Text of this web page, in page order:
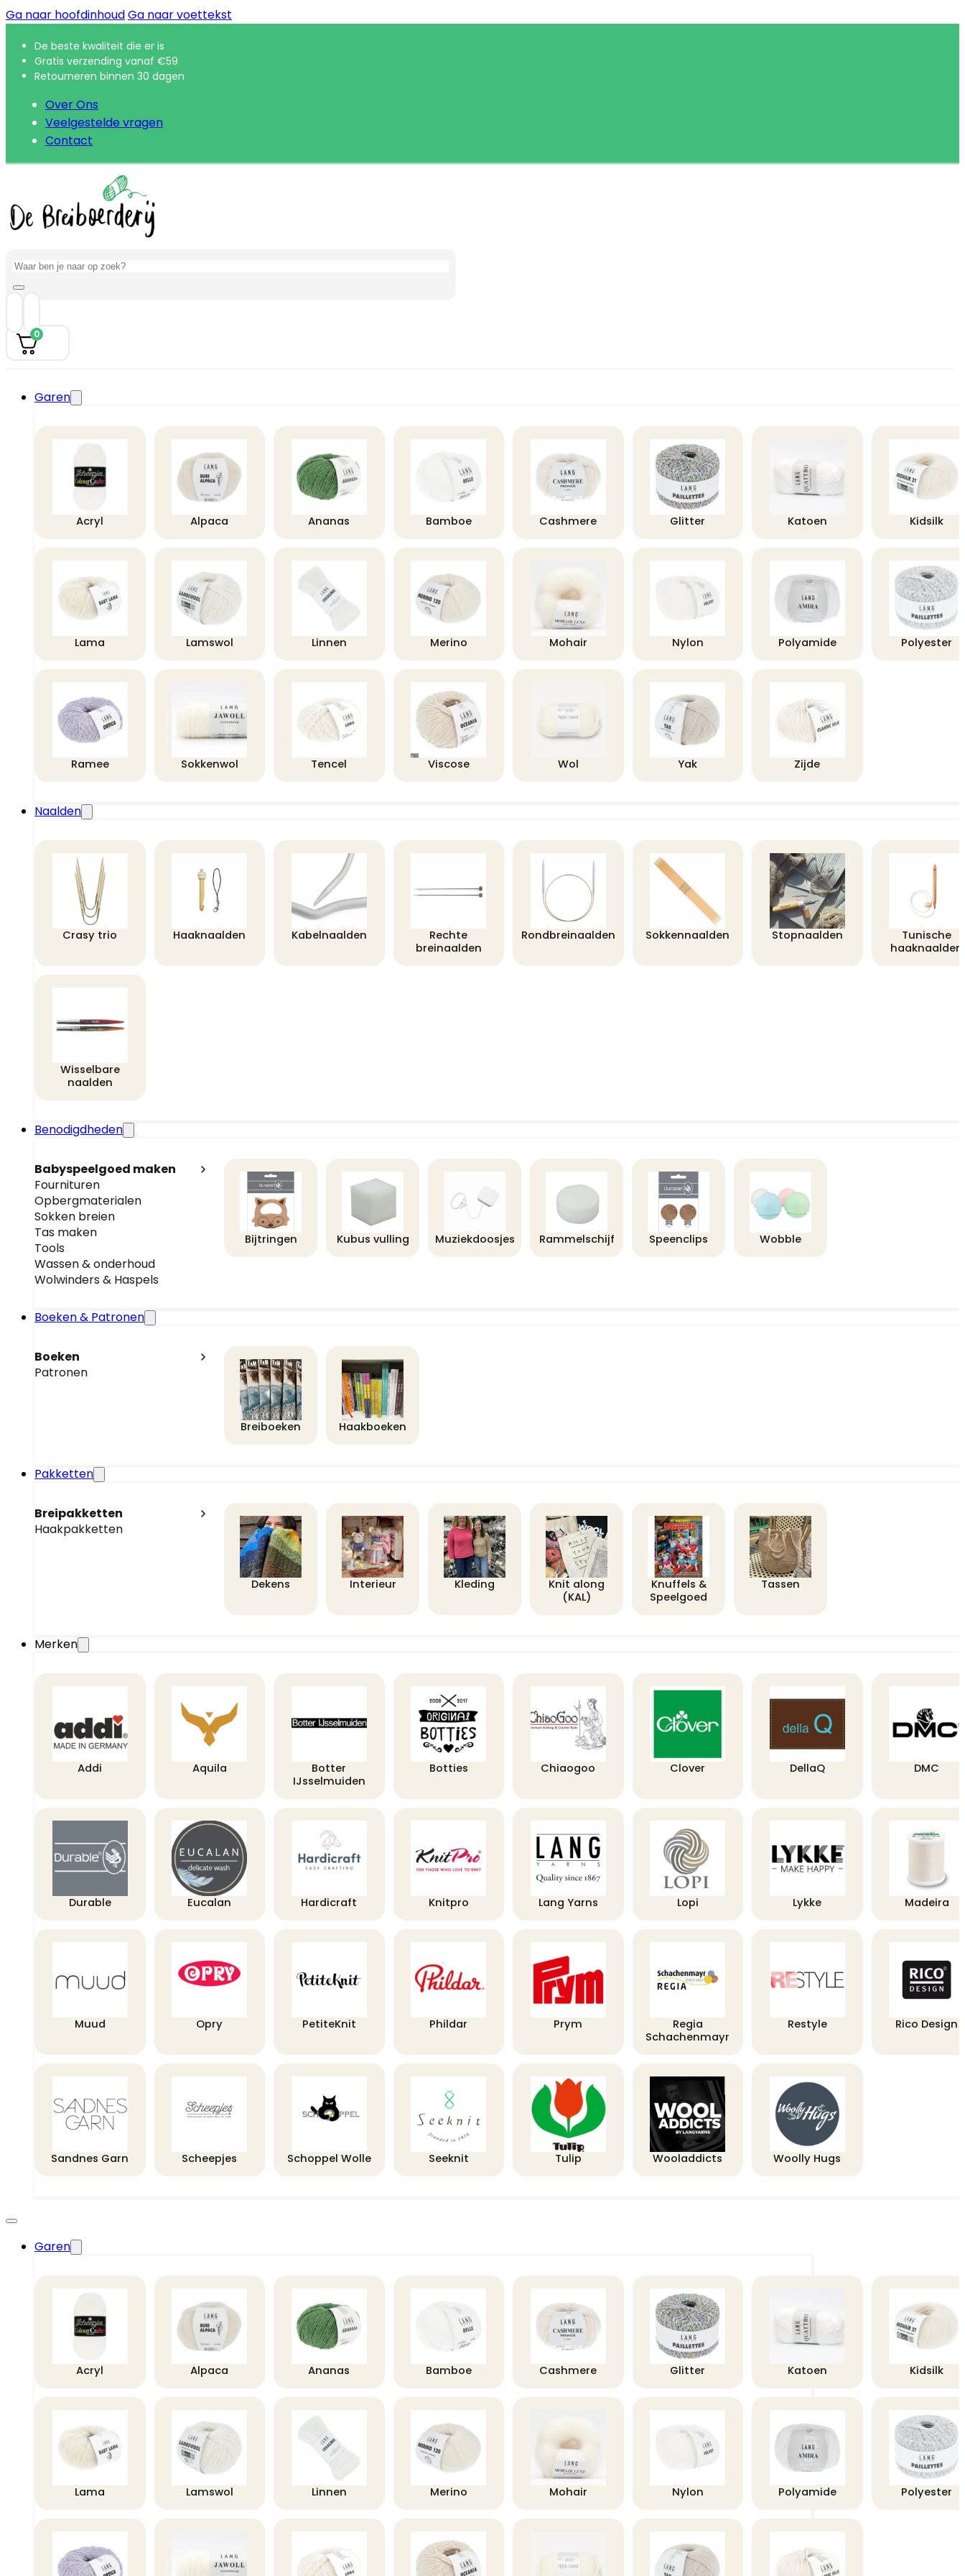
Ga naar hoofdinhoudGa naar voettekst
De beste kwaliteit die er is
Gratis verzending vanaf €59
Retourneren binnen 30 dagen
Over Ons
Veelgestelde vragen
Contact
Zoeken
0
Garen
Acryl Alpaca Ananas Bamboe Cashmere Glitter Katoen Kidsilk
Lama Lamswol Linnen Merino Mohair Nylon Polyamide Polyester
Ramee Sokkenwol Tencel Viscose Wol Yak Zijde
Naalden
Crasy trio Haaknaalden Kabelnaalden
Rechte
breinaalden
Rondbreinaalden Sokkennaalden Stopnaalden
Tunische
haaknaalden
Wisselbare
naalden
Benodigdheden
Babyspeelgoed maken
Fournituren
Opbergmaterialen
Sokken breien
Tas maken
Tools
Wassen & onderhoud
Wolwinders & Haspels
Bijtringen Kubus vulling Muziekdoosjes Rammelschijf Speenclips Wobble
Boeken & Patronen
Boeken
Patronen
Breiboeken Haakboeken
Pakketten
Breipakketten
Haakpakketten
Dekens Interieur Kleding
Knit along
(KAL)
Knuffels &
Speelgoed
Tassen
Merken
Addi Aquila
Botter
IJsselmuiden
Botties Chiaogoo Clover DellaQ DMC
Durable Eucalan Hardicraft Knitpro Lang Yarns Lopi Lykke Madeira
Muud Opry PetiteKnit Phildar Prym
Regia
Schachenmayr
Restyle Rico Design
Sandnes Garn Scheepjes Schoppel Wolle Seeknit Tulip Wooladdicts Woolly Hugs
Garen
Acryl Alpaca Ananas Bamboe Cashmere Glitter Katoen Kidsilk
Lama Lamswol Linnen Merino Mohair Nylon Polyamide Polyester